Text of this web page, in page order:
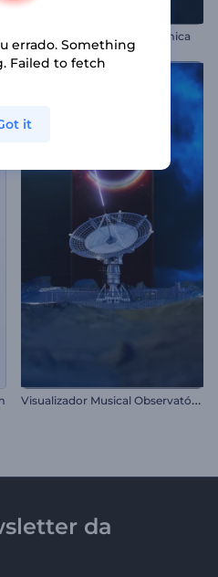
Visualizador de Música Rítmica
V
isualizador Musical Observatório Cósmico
da
errado. Something
Failed to fetch
it